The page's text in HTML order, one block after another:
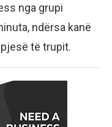
nga grupi
ndërsa kanë
të trupit.